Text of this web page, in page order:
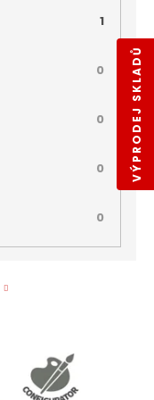
1
0
0
0
0
VÝPRODEJ SKLADŮ